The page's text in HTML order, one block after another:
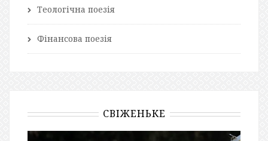
Теологічна поезія
Фінансова поезія
СВІЖЕНЬКЕ